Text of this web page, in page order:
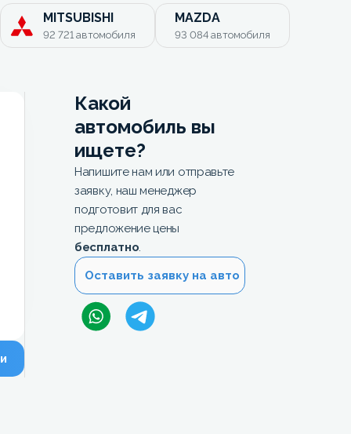
MITSUBISHI
92 721 автомобиля
MAZDA
93 084 автомобиля
Какой
автомобиль вы
ищете?
Напишите нам или отправьте
заявку, наш менеджер
подготовит для вас
предложение цены
бесплатно.
Оставить заявку на авто